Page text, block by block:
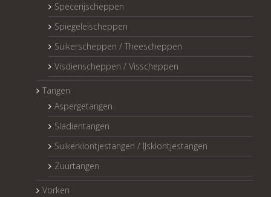
Specerijscheppen
Spiegeleischeppen
Suikerscheppen / Theescheppen
Visdienscheppen / Visscheppen
Tangen
Aspergetangen
Sladientangen
Suikerklontjestangen / IJsklontjestangen
Zuurtangen
Vorken